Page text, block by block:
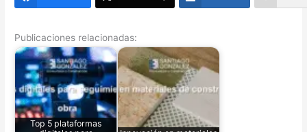
Publicaciones relacionadas:
Top 5 plataformas